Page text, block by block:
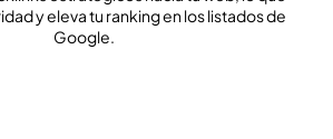
y eleva tu ranking en los listados de
Google.